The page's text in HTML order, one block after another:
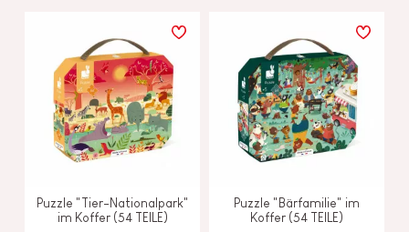
Puzzle "Tier-Nationalpark"
im Koffer (54 TEILE)
Puzzle "Bärfamilie" im
Koffer (54 TEILE)